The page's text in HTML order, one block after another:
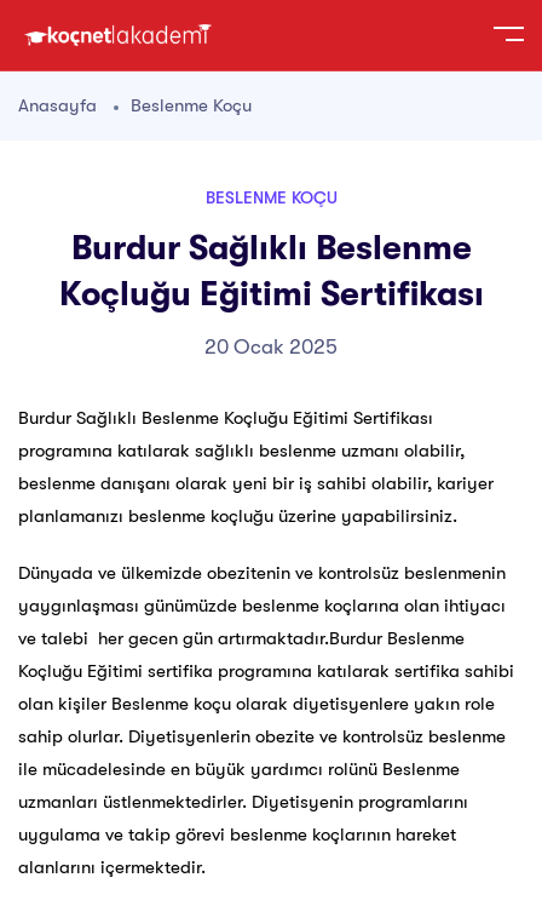
Anasayfa Beslenme Koçu
BESLENME KOÇU
Burdur Sağlıklı Beslenme
Koçluğu Eğitimi Sertifikası
20 Ocak 2025
Burdur Sağlıklı Beslenme Koçluğu Eğitimi Sertifikası
programına katılarak sağlıklı beslenme uzmanı olabilir,
beslenme danışanı olarak yeni bir iş sahibi olabilir, kariyer
planlamanızı beslenme koçluğu üzerine yapabilirsiniz.
Dünyada ve ülkemizde obezitenin ve kontrolsüz beslenmenin
yaygınlaşması günümüzde beslenme koçlarına olan ihtiyacı
ve talebi her gecen gün artırmaktadır.Burdur Beslenme
Koçluğu Eğitimi sertifika programına katılarak sertifika sahibi
olan kişiler Beslenme koçu olarak diyetisyenlere yakın role
sahip olurlar. Diyetisyenlerin obezite ve kontrolsüz beslenme
ile mücadelesinde en büyük yardımcı rolünü Beslenme
uzmanları üstlenmektedirler. Diyetisyenin programlarını
uygulama ve takip görevi beslenme koçlarının hareket
alanlarını içermektedir.